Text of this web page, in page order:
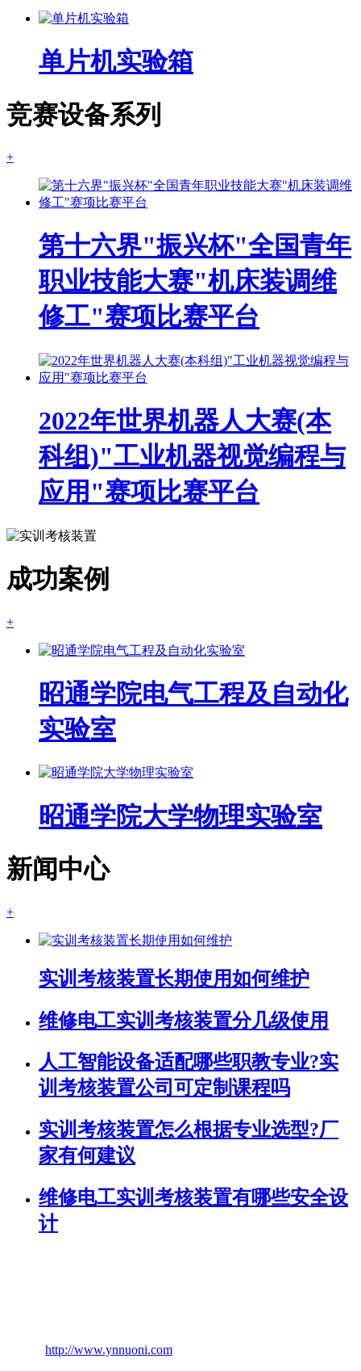
单片机实验箱
竞赛设备系列
+
第十六界"振兴杯"全国青年
职业技能大赛"机床装调维
修工"赛项比赛平台
2022年世界机器人大赛(本
科组)"工业机器视觉编程与
应用"赛项比赛平台
成功案例
+
昭通学院电气工程及自动化
实验室
昭通学院大学物理实验室
新闻中心
+
实训考核装置长期使用如何维护
维修电工实训考核装置分几级使用
人工智能设备适配哪些职教专业?实
训考核装置公司可定制课程吗
实训考核装置怎么根据专业选型?厂
家有何建议
维修电工实训考核装置有哪些安全设
计
http://www.ynnuoni.com